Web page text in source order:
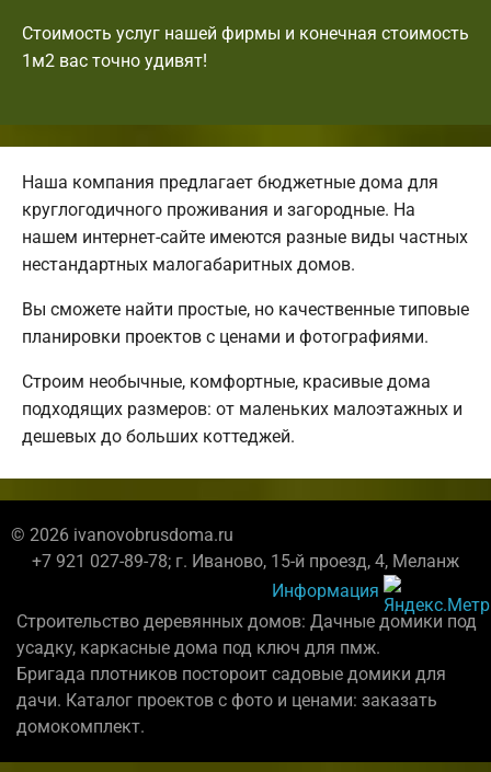
Стоимость услуг нашей фирмы и конечная стоимость
1м2 вас точно удивят!
Наша компания предлагает бюджетные дома для
круглогодичного проживания и загородные. На
нашем интернет-сайте имеются разные виды частных
нестандартных малогабаритных домов.
Вы сможете найти простые, но качественные типовые
планировки проектов с ценами и фотографиями.
Строим необычные, комфортные, красивые дома
подходящих размеров: от маленьких малоэтажных и
дешевых до больших коттеджей.
© 2026 ivanovobrusdoma.ru
+7 921 027-89-78; г. Иваново, 15-й проезд, 4, Меланж
Информация
Строительство деревянных домов: Дачные домики под
усадку, каркасные дома под ключ для пмж.
Бригада плотников постороит садовые домики для
дачи. Каталог проектов с фото и ценами: заказать
домокомплект.